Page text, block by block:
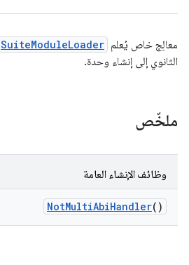
معالِج خاص يُعلم SuiteModuleLoader
الثانوي إلى إنشاء وحدة.
ملخّص
وظائف الإنشاء العامة
NotMultiAbiHandler()